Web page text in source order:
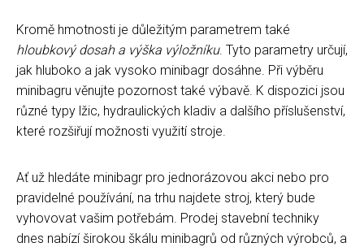
Kromě hmotnosti je důležitým parametrem také
hloubkový dosah a výška výložníku. Tyto parametry určují,
jak hluboko a jak vysoko minibagr dosáhne. Při výběru
minibagru věnujte pozornost také výbavě. K dispozici jsou
různé typy lžic, hydraulických kladiv a dalšího příslušenství,
které rozšiřují možnosti využití stroje.
Ať už hledáte minibagr pro jednorázovou akci nebo pro
pravidelné používání, na trhu najdete stroj, který bude
vyhovovat vašim potřebám. Prodej stavební techniky
dnes nabízí širokou škálu minibagrů od různých výrobců, a